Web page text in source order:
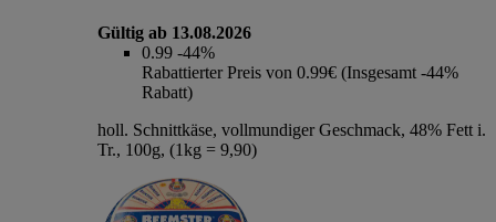
Gültig ab 13.08.2026
0.99 -44%
Rabattierter Preis von 0.99€ (Insgesamt -44%
Rabatt)
holl. Schnittkäse, vollmundiger Geschmack, 48% Fett i.
Tr., 100g, (1kg = 9,90)